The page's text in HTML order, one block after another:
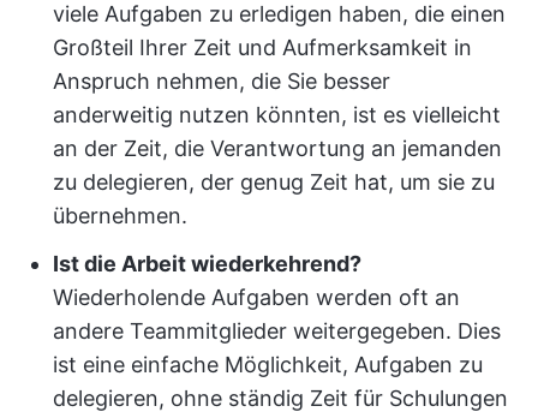
viele Aufgaben zu erledigen haben, die einen
Großteil Ihrer Zeit und Aufmerksamkeit in
Anspruch nehmen, die Sie besser
anderweitig nutzen könnten, ist es vielleicht
an der Zeit, die Verantwortung an jemanden
zu delegieren, der genug Zeit hat, um sie zu
übernehmen.
Ist die Arbeit wiederkehrend?
Wiederholende Aufgaben werden oft an
andere Teammitglieder weitergegeben. Dies
ist eine einfache Möglichkeit, Aufgaben zu
delegieren, ohne ständig Zeit für Schulungen